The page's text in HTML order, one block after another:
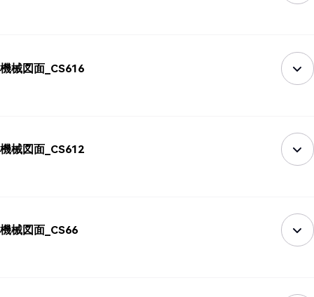
機械図面_CS616
機械図面_CS612
機械図面_CS66